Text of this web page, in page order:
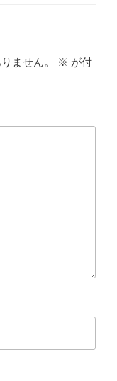
ません。 ※ が付